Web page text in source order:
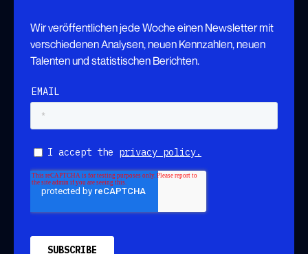
Wir veröffentlichen jede Woche einen Newsletter mit
verschiedenen Analysen, neuen Kennzahlen, neuen
Talenten und statistischen Berichten.